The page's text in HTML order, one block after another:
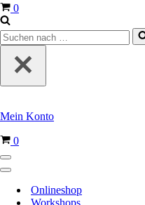
Warenkorb
0
Suchen
nach …
Mein Konto
Warenkorb
0
Navigationsmenü
Navigationsmenü
Onlineshop
Workshops